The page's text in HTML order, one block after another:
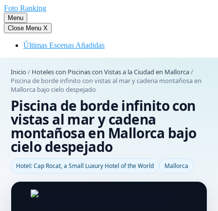
Saltar
al
contenido
Foto Ranking
Menu
Close Menu X
Últimas Escenas Añadidas
Inicio / Hoteles con Piscinas con Vistas a la Ciudad en Mallorca/
Piscina de borde infinito con vistas al mar y cadena montañosa en
Mallorca bajo cielo despejado
Piscina de borde infinito con
vistas al mar y cadena
montañosa en Mallorca bajo
cielo despejado
Hotel: Cap Rocat, a Small Luxury Hotel of the World Mallorca